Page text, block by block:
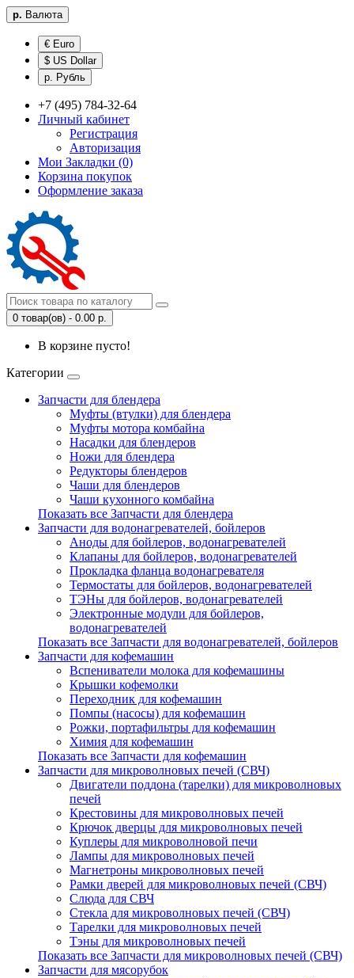
р. Валюта
€ Euro
$ US Dollar
р. Рубль
+7 (495) 784-32-64
Личный кабинет
Регистрация
Авторизация
Мои Закладки (0)
Корзина покупок
Оформление заказа
0 товар(ов) - 0.00 р.
В корзине пусто!
Категории
Запчасти для блендера
Муфты (втулки) для блендера
Муфты мотора комбайна
Насадки для блендеров
Ножи для блендера
Редукторы блендеров
Чаши для блендеров
Чаши кухонного комбайна
Показать все Запчасти для блендера
Запчасти для водонагревателей, бойлеров
Аноды для бойлеров, водонагревателей
Клапаны для бойлеров, водонагревателей
Прокладка фланца водонагревателя
Термостаты для бойлеров, водонагревателей
ТЭНы для бойлеров, водонагревателей
Электронные модули для бойлеров,
водонагревателей
Показать все Запчасти для водонагревателей, бойлеров
Запчасти для кофемашин
Вспениватели молока для кофемашины
Крышки кофемолки
Переходник для кофемашин
Помпы (насосы) для кофемашин
Рожки, портафильтры для кофемашин
Химия для кофемашин
Показать все Запчасти для кофемашин
Запчасти для микроволновых печей (СВЧ)
Двигатели поддона (тарелки) для микроволновых
печей
Крестовины для микроволновых печей
Крючок дверцы для микроволновых печей
Куплеры для микроволновой печи
Лампы для микроволновых печей
Магнетроны микроволновых печей
Рамки дверей для микроволновых печей (СВЧ)
Слюда для СВЧ
Стекла для микроволновых печей (СВЧ)
Тарелки для микроволновых печей
Тэны для микроволновых печей
Показать все Запчасти для микроволновых печей (СВЧ)
Запчасти для мясорубок